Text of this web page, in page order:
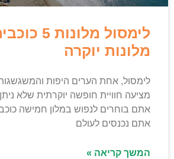
לימסול מלונות
מלונות יוקרה
לימסול, אחת הערים היפות
מציעה חוויית חופשה יוקרתית שלא
אתם בוחרים לנפוש במלון חמישה
אתם נכנסים לעולם
המשך קריאה »